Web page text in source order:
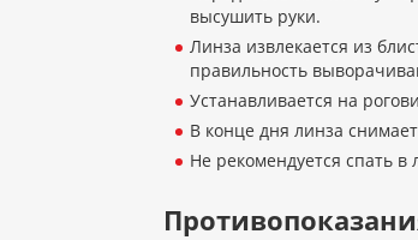
высушить руки.
Линза извлекается из
правильность
Устанавливается на
В конце дня линза
Не рекомендуется спать